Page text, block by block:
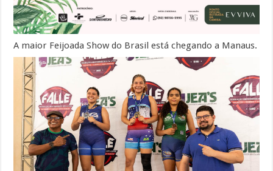
A maior Feijoada Show do Brasil está chegando a Manaus.